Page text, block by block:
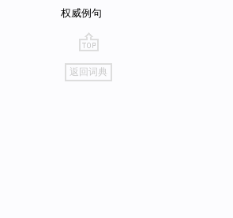
权威例句
go
top
返回词典